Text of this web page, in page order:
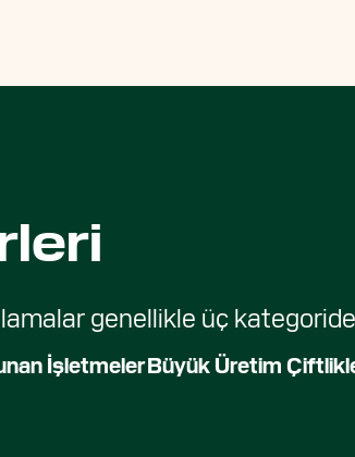
genellikle üç
İşletmelerBüyük Üretim